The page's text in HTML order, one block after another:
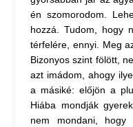
én szomorodom.
hozzá. Tudom, hogy
térfelére, ennyi. Meg
Bizonyos szint fölött,
azt imádom, ahogy
a másiké: előjön a
Hiába mondják
nem mondani,